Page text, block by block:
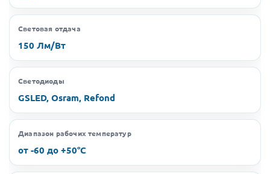
Световая отдача
150 Лм/Вт
Светодиоды
GSLED, Osram, Refond
Диапазон рабочих температур
от -60 до +50°C